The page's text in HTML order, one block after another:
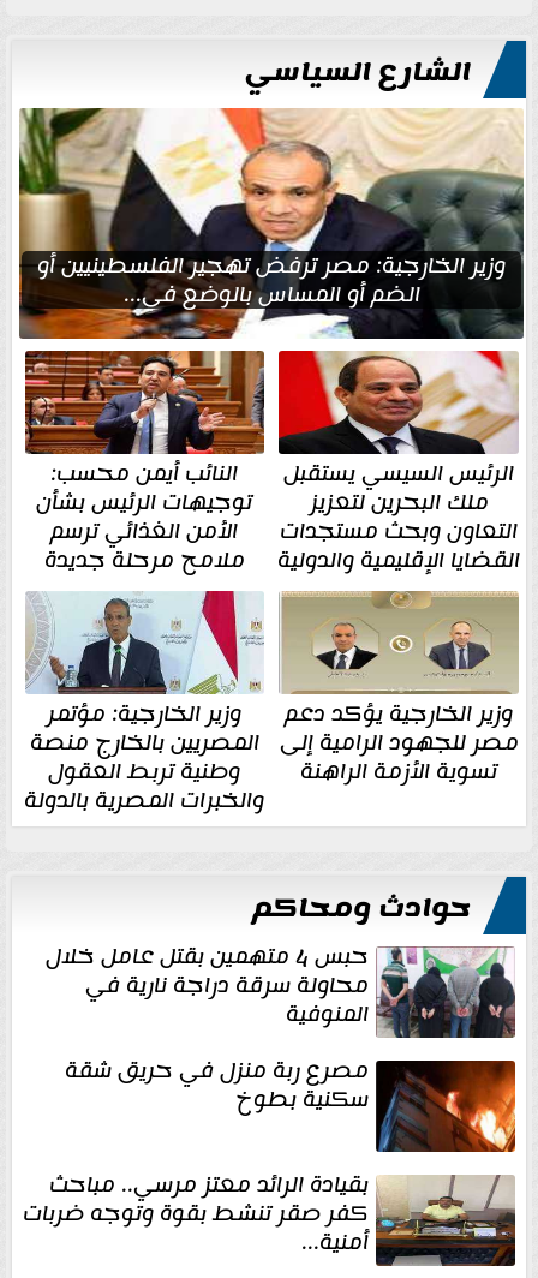
الشارع السياسي
وزير الخارجية: مصر ترفض تهجير الفلسطينيين أو
الضم أو المساس بالوضع في...
الرئيس السيسي يستقبل
ملك البحرين لتعزيز
التعاون وبحث مستجدات
القضايا الإقليمية والدولية
النائب أيمن محسب:
توجيهات الرئيس بشأن
الأمن الغذائي ترسم
ملامح مرحلة جديدة
وزير الخارجية يؤكد دعم
مصر للجهود الرامية إلى
تسوية الأزمة الراهنة
وزير الخارجية: مؤتمر
المصريين بالخارج منصة
وطنية تربط العقول
والخبرات المصرية بالدولة
حوادث ومحاكم
حبس 4 متهمين بقتل عامل خلال
محاولة سرقة دراجة نارية في
المنوفية
مصرع ربة منزل في حريق شقة
سكنية بطوخ
بقيادة الرائد معتز مرسي.. مباحث
كفر صقر تنشط بقوة وتوجه ضربات
أمنية...